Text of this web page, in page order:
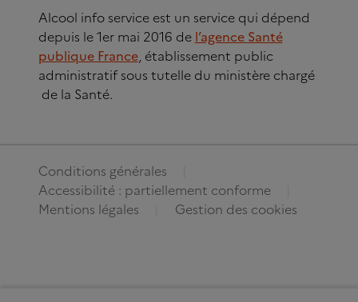
Alcool info service est un service qui dépend
depuis le 1er mai 2016 de l’agence Santé
publique France, établissement public
administratif sous tutelle du ministère chargé
de la Santé.
Conditions générales
Accessibilité : partiellement conforme
Mentions légales
Gestion des cookies